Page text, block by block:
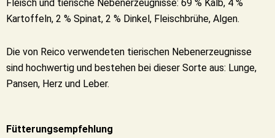
Fleisch und tierische Nebenerzeugnisse: 69 % Kalb, 4 %
Kartoffeln, 2 % Spinat, 2 % Dinkel, Fleischbrühe, Algen.
Die von Reico verwendeten tierischen Nebenerzeugnisse
sind hochwertig und bestehen bei dieser Sorte aus: Lunge,
Pansen, Herz und Leber.
Fütterungsempfehlung